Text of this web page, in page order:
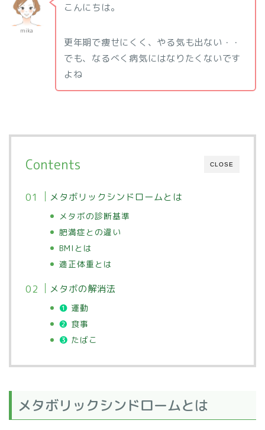
mika
こんにちは。
更年期で痩せにくく、やる気も出ない・・
でも、なるべく病気にはなりたくないです
よね
CLOSE
Contents
メタボリックシンドロームとは
メタボの診断基準
肥満症との違い
BMIとは
適正体重とは
メタボの解消法
❶ 運動
❷ 食事
❸ たばこ
メタボリックシンドロームとは